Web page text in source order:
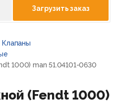
Загрузить заказ
Клапаны
1000) man 51.04101-0630
(Fendt 1000)